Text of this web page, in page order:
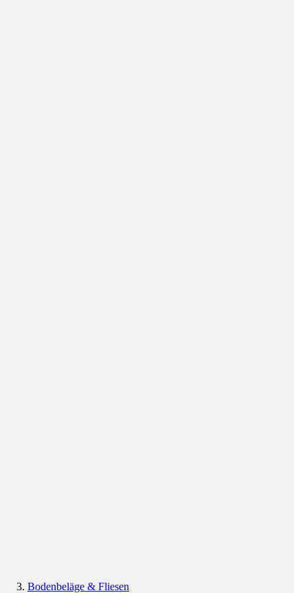
Bodenbeläge & Fliesen